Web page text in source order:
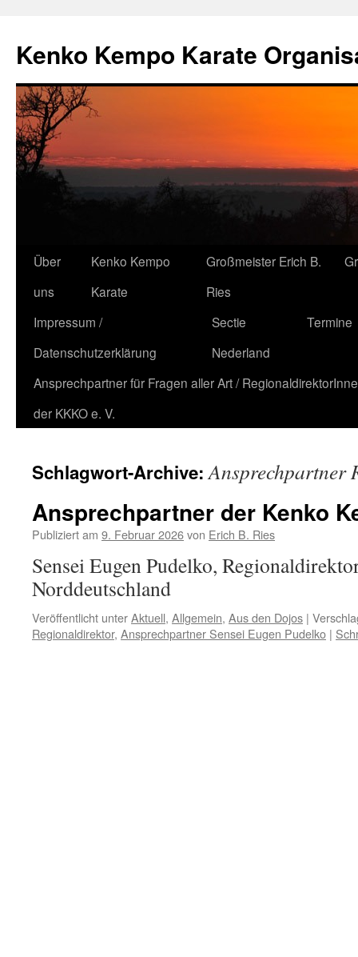
Kenko Kempo Karate
Zum
Inhalt
springen
Über
uns
Kenko Kempo
Karate
Großmeister Erich B.
Ries
Impressum /
Datenschutzerklärung
Sectie
Nederland
Termine
Ansprechpartner für Fragen aller Art /
der KKKO e. V.
Schlagwort-Archive:Ansprechpartner
Ansprechpartner der Kenko
Publiziert am 9. Februar 2026von Erich B. Ries
Sensei Eugen Pudelko,
Norddeutschland
Veröffentlicht unterAktuell, Allgemein, Aus den Dojos |
Regionaldirektor, Ansprechpartner Sensei Eugen Pudelko |